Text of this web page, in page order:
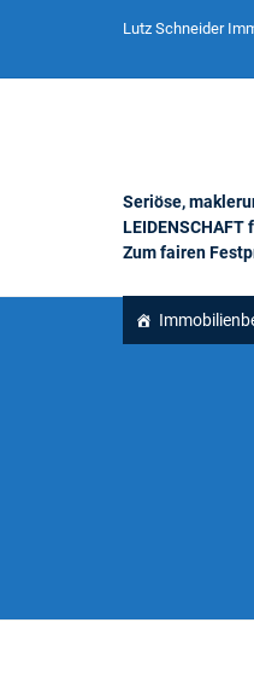
Lutz Schneider
Seriöse,
Zum fairen